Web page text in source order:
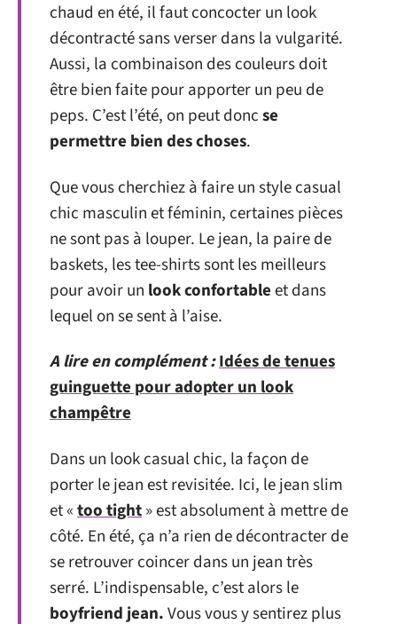
chaud en été, il faut concocter un look
décontracté sans verser dans la vulgarité.
Aussi, la combinaison des couleurs doit
être bien faite pour apporter un peu de
peps. C’est l’été, on peut doncse
permettre bien des choses.
Que vous cherchiez à faire un style casual
chic masculin et féminin, certaines pièces
ne sont pas à louper. Le jean, la paire de
baskets, les tee-shirts sont les meilleurs
pour avoir un look confortableet dans
lequel on se sent à l’aise.
A lire en complément :Idées de tenues
guinguette pour adopter un look
champêtre
Dans un look casual chic, la façon de
porter le jean est revisitée. Ici, le jean slim
et «too tight» est absolument à mettre de
côté. En été, ça n’a rien de décontracter de
se retrouver coincer dans un jean très
serré. L’indispensable, c’est alors le
boyfriend jean.Vous vous y sentirez plus